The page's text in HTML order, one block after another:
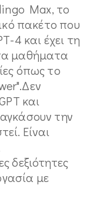
Max, το
πακέτο που
4 και έχει τη
μαθήματα
όπως το
και
την
Είναι
δεξιότητες
με